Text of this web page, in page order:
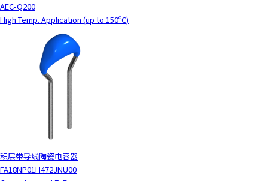
AEC-Q200
High Temp. Application (up to 150ºC)
积层带导线陶瓷电容器
FA18NP01H472JNU00